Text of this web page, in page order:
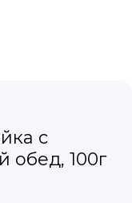
с
100г